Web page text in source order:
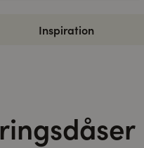
Inspiration